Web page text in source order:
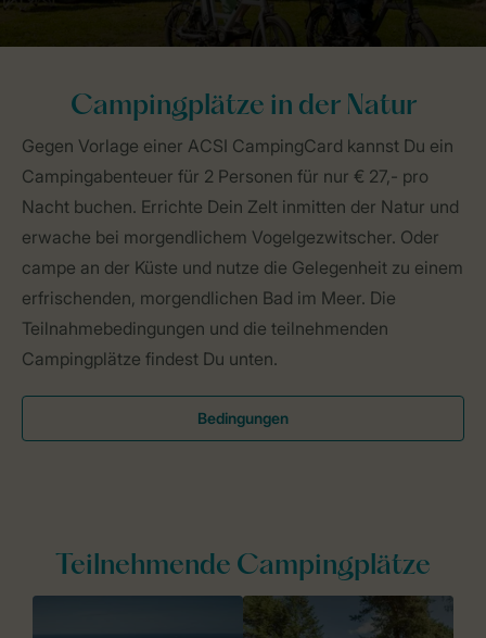
Campingplätze in der Natur
Gegen Vorlage einer ACSI CampingCard kannst Du ein
Campingabenteuer für 2 Personen für nur € 27,- pro
Nacht buchen. Errichte Dein Zelt inmitten der Natur und
erwache bei morgendlichem Vogelgezwitscher. Oder
campe an der Küste und nutze die Gelegenheit zu einem
erfrischenden, morgendlichen Bad im Meer. Die
Teilnahmebedingungen und die teilnehmenden
Campingplätze findest Du unten.
Bedingungen
Teilnehmende Campingplätze